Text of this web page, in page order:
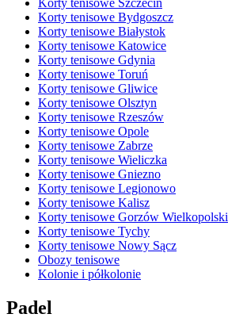
Korty tenisowe Szczecin
Korty tenisowe Bydgoszcz
Korty tenisowe Białystok
Korty tenisowe Katowice
Korty tenisowe Gdynia
Korty tenisowe Toruń
Korty tenisowe Gliwice
Korty tenisowe Olsztyn
Korty tenisowe Rzeszów
Korty tenisowe Opole
Korty tenisowe Zabrze
Korty tenisowe Wieliczka
Korty tenisowe Gniezno
Korty tenisowe Legionowo
Korty tenisowe Kalisz
Korty tenisowe Gorzów Wielkopolski
Korty tenisowe Tychy
Korty tenisowe Nowy Sącz
Obozy tenisowe
Kolonie i półkolonie
Padel